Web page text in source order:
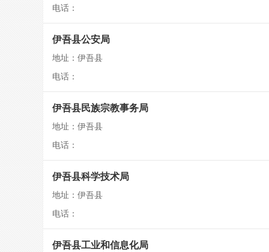
电话：
伊吾县公安局
地址：伊吾县
电话：
伊吾县民族宗教事务局
地址：伊吾县
电话：
伊吾县科学技术局
地址：伊吾县
电话：
伊吾县工业和信息化局